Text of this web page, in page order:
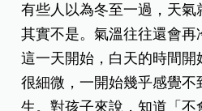
有些人以為冬至一過，天氣
其實不是。氣溫往往還會
這一天開始，白天的時間
很細微，一開始幾乎感覺不
生。對孩子來說，知道「